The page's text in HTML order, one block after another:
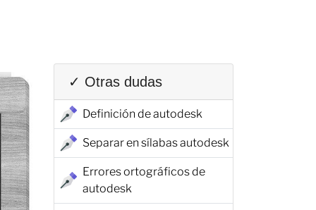
✓ Otras dudas
Definición de autodesk
Separar en sílabas autodesk
Errores ortográficos de
autodesk